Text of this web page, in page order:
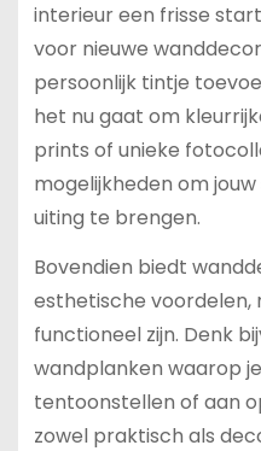
interieur een frisse
voor nieuwe
persoonlijk tintje
het nu gaat om
prints of unieke
mogelijkheden om
uiting te brengen.
Bovendien biedt
esthetische voordelen,
functioneel zijn. Denk
wandplanken waarop
tentoonstellen of aan
zowel praktisch als